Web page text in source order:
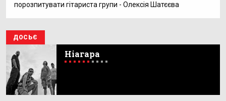
порозпитувати гітариста групи - Олексія Шатєєва
ДОСЬЄ
Ніагара